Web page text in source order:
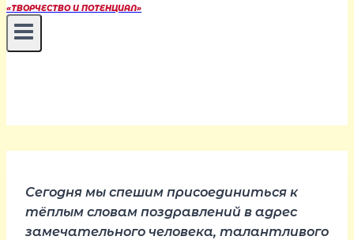
«ТВОРЧЕСТВО И ПОТЕНЦИАЛ»
Сегодня мы спешим присоединиться к
тёплым словам поздравлений в адрес
замечательного человека, талантливого